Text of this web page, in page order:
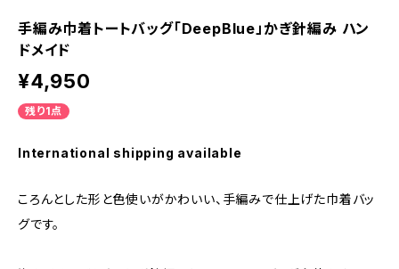
手編み巾着トートバッグ「DeepBlue」かぎ針編み ハン
ドメイド
¥4,950
残り1点
International shipping available
ころんとした形と色使いがかわいい、手編みで仕上げた巾着バッ
グです。